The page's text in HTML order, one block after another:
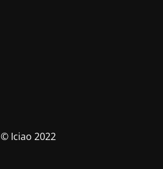
© Iciao 2022